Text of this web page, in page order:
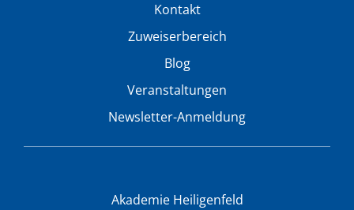
Kontakt
Zuweiserbereich
Blog
Veranstaltungen
Newsletter-Anmeldung
Akademie Heiligenfeld